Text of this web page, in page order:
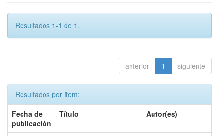
Resultados 1-1 de 1.
anterior 1 siguiente
Resultados por ítem:
Fecha de
publicación
Título Autor(es)